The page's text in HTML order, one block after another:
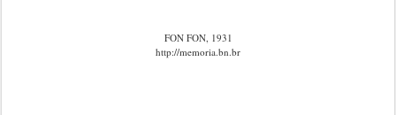
FON FON, 1931
http://memoria.bn.br